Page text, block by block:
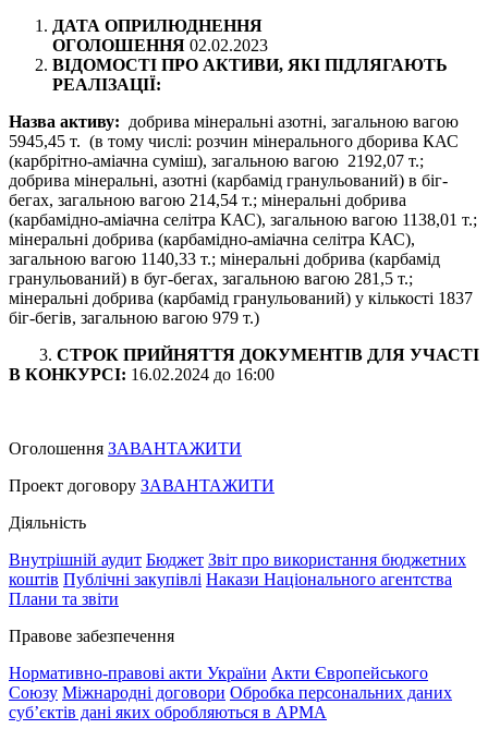
ДАТА ОПРИЛЮДНЕННЯ
ОГОЛОШЕННЯ 02.02.2023
ВІДОМОСТІ ПРО АКТИВИ, ЯКІ ПІДЛЯГАЮТЬ
РЕАЛІЗАЦІЇ:
Назва активу: добрива мінеральні азотні, загальною вагою
5945,45 т. (в тому числі: розчин мінерального дборива КАС
(карбрітно-аміачна суміш), загальною вагою 2192,07 т.;
добрива мінеральні, азотні (карбамід гранульований) в біг-
бегах, загальною вагою 214,54 т.; мінеральні добрива
(карбамідно-аміачна селітра КАС), загальною вагою 1138,01 т.;
мінеральні добрива (карбамідно-аміачна селітра КАС),
загальною вагою 1140,33 т.; мінеральні добрива (карбамід
гранульований) в буг-бегах, загальною вагою 281,5 т.;
мінеральні добрива (карбамід гранульований) у кількості 1837
біг-бегів, загальною вагою 979 т.)
3. СТРОК ПРИЙНЯТТЯ ДОКУМЕНТІВ ДЛЯ УЧАСТІ
В КОНКУРСІ: 16.02.2024 до 16:00
Оголошення ЗАВАНТАЖИТИ
Проект договору ЗАВАНТАЖИТИ
Діяльність
Внутрішній аудит Бюджет Звіт про використання бюджетних
коштів Публічні закупівлі Накази Національного агентства
Плани та звіти
Правове забезпечення
Нормативно-правові акти України Акти Європейського
Союзу Міжнародні договори Обробка персональних даних
субʼєктів дані яких обробляються в АРМА